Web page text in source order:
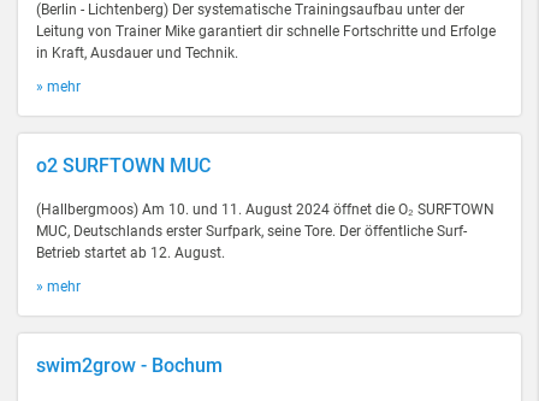
(Berlin - Lichtenberg) Der systematische Trainingsaufbau unter der
Leitung von Trainer Mike garantiert dir schnelle Fortschritte und Erfolge
in Kraft, Ausdauer und Technik.
» mehr
o2 SURFTOWN MUC
(Hallbergmoos) Am 10. und 11. August 2024 öffnet die O₂ SURFTOWN
MUC, Deutschlands erster Surfpark, seine Tore. Der öffentliche Surf-
Betrieb startet ab 12. August.
» mehr
swim2grow - Bochum